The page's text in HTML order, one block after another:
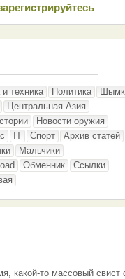
и техника Политика
Центральная Азия
Новости оружия
IT Спорт
Архив статей
Мальчики
Обменник
Ссылки
какой-то массовый свист